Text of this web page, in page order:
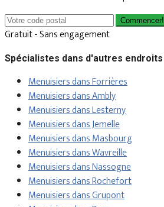
Commencer!
Gratuit - Sans engagement
Spécialistes dans d'autres endroits
Menuisiers dans Forrières
Menuisiers dans Ambly
Menuisiers dans Lesterny
Menuisiers dans Jemelle
Menuisiers dans Masbourg
Menuisiers dans Wavreille
Menuisiers dans Nassogne
Menuisiers dans Rochefort
Menuisiers dans Grupont